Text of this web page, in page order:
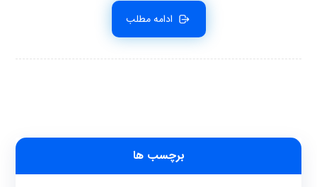
ادامه مطلب
برچسب ها